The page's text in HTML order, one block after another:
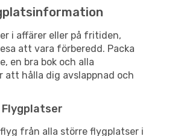
i affärer eller på fritiden,
att vara förberedd. Packa
en bra bok och alla
hålla dig avslappnad och
Flygplatser
från alla större flygplatser i